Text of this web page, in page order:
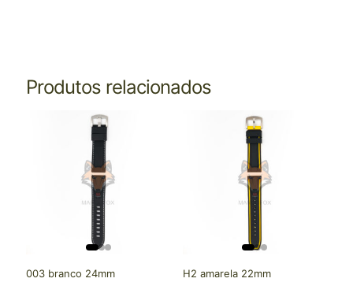
Produtos relacionados
003 branco 24mm H2 amarela 22mm